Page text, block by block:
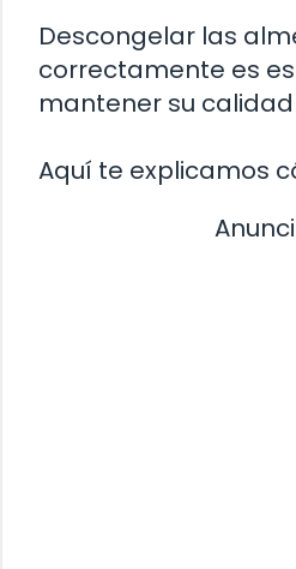
Descongelar las
correctamente es
mantener su
Aquí te explicamos